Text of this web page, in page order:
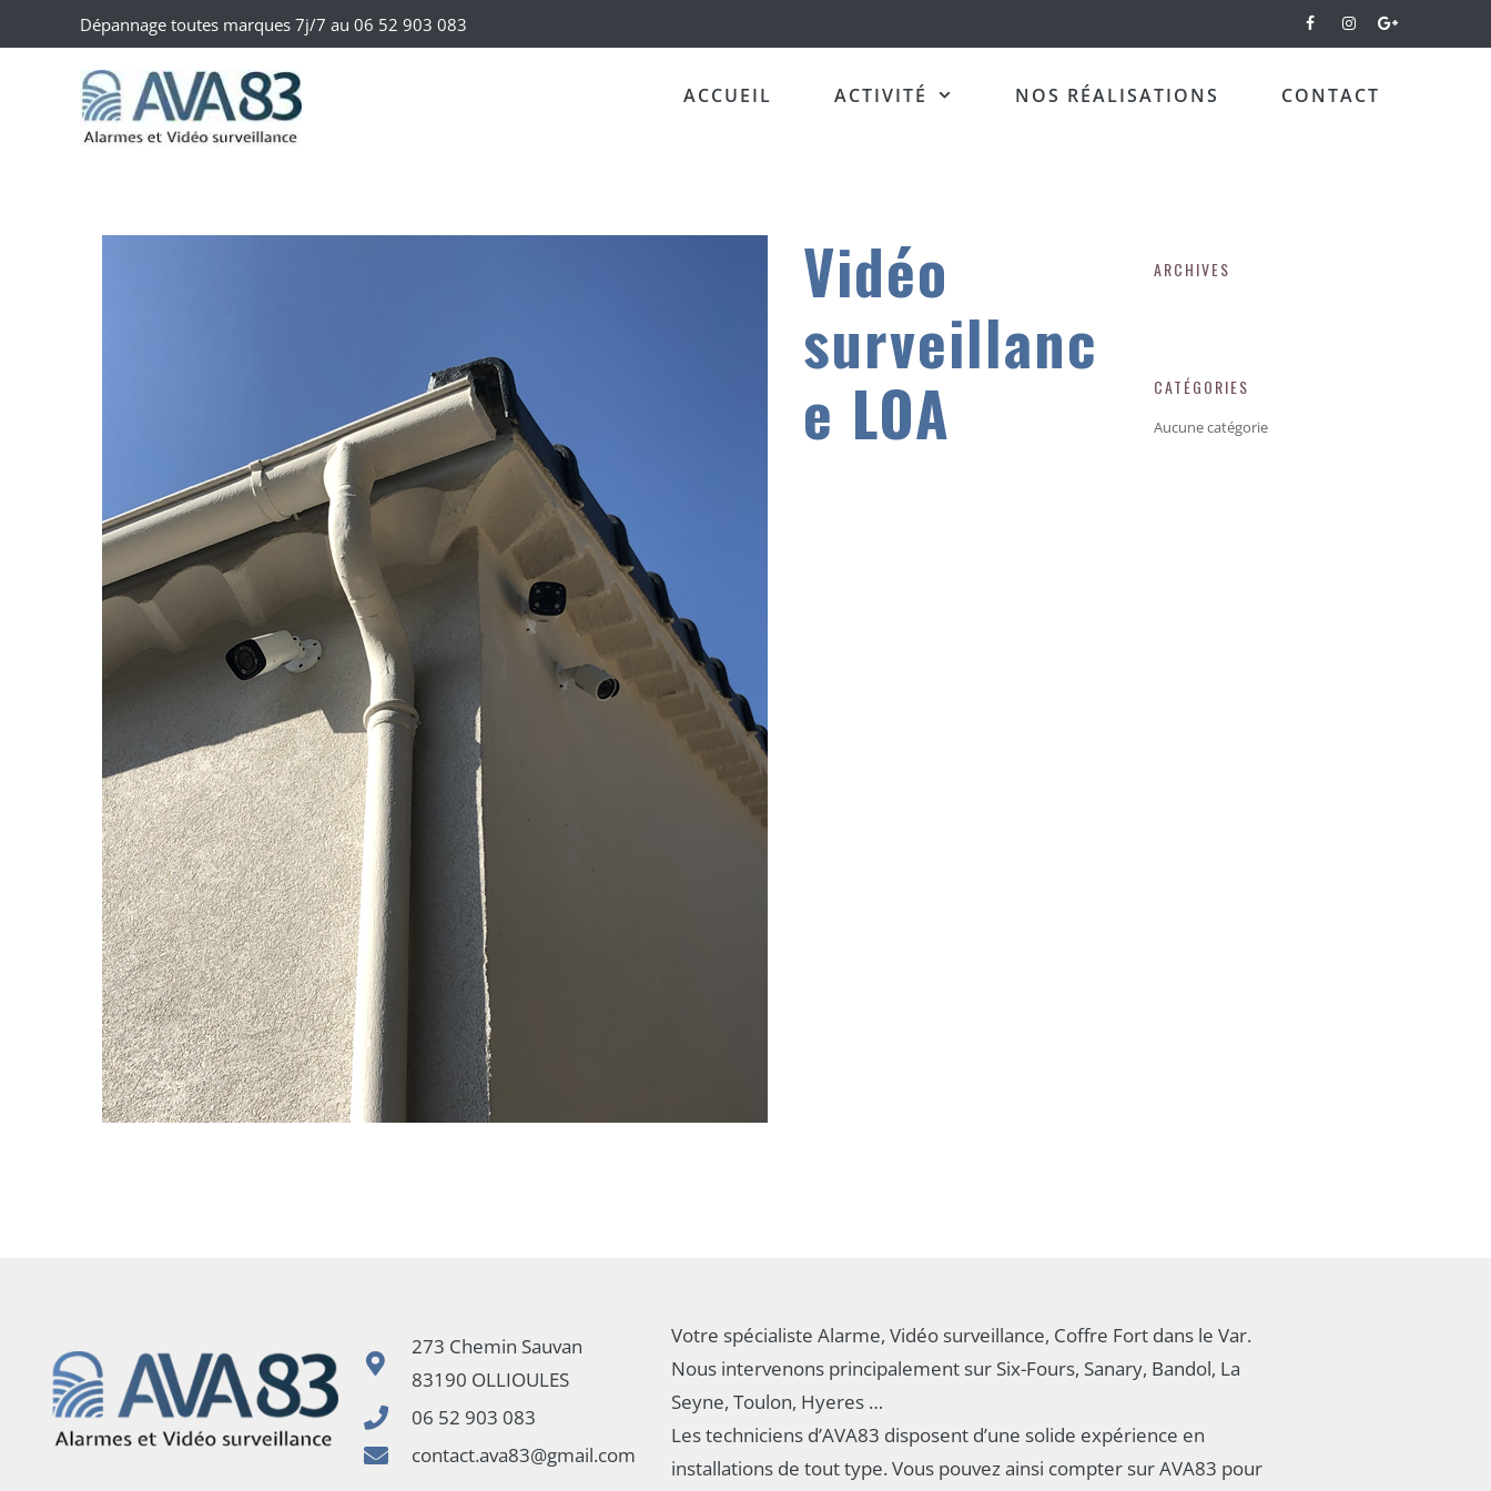
Dépannage toutes marques 7j/7 au 06 52 903 083
ACCUEIL ACTIVITÉ NOS RÉALISATIONS CONTACT
Vidéo
surveillanc
e LOA
ARCHIVES
CATÉGORIES
Aucune catégorie
273 Chemin Sauvan
83190 OLLIOULES
06 52 903 083
contact.ava83@gmail.com
Votre spécialiste Alarme, Vidéo surveillance, Coffre Fort dans le Var.
Nous intervenons principalement sur Six-Fours, Sanary, Bandol, La
Seyne, Toulon, Hyeres …
Les techniciens d’AVA83 disposent d’une solide expérience en
installations de tout type. Vous pouvez ainsi compter sur AVA83 pour